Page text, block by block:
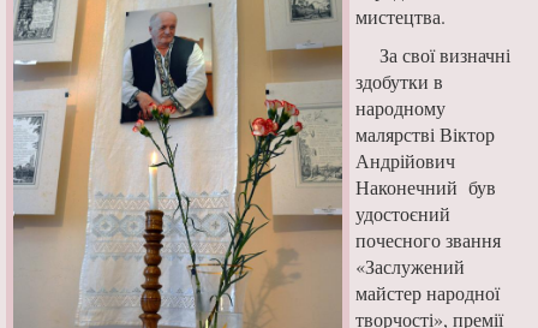
мистецтва.
За свої визначні
здобутки в
народному
малярстві Віктор
Андрійович
Наконечний був
удостоєний
почесного звання
«Заслужений
майстер народної
творчості», премії